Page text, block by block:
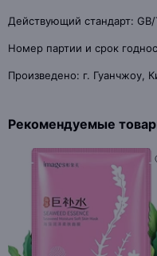
Действующий стандарт:
Номер партии и срок
Произведено: г. Гуанчжоу,
Рекомендуемые